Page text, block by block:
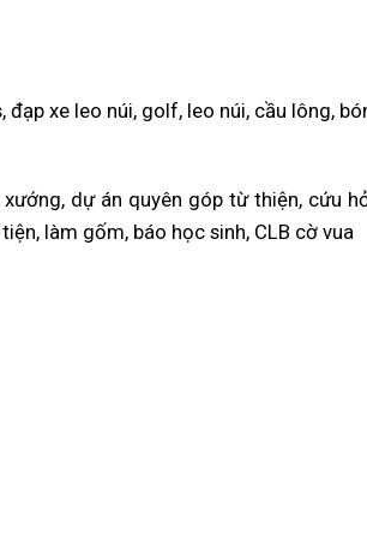
xe leo núi, golf, leo núi, cầu lông,
dự án quyên góp từ thiện, cứu
làm gốm, báo học sinh, CLB cờ vua